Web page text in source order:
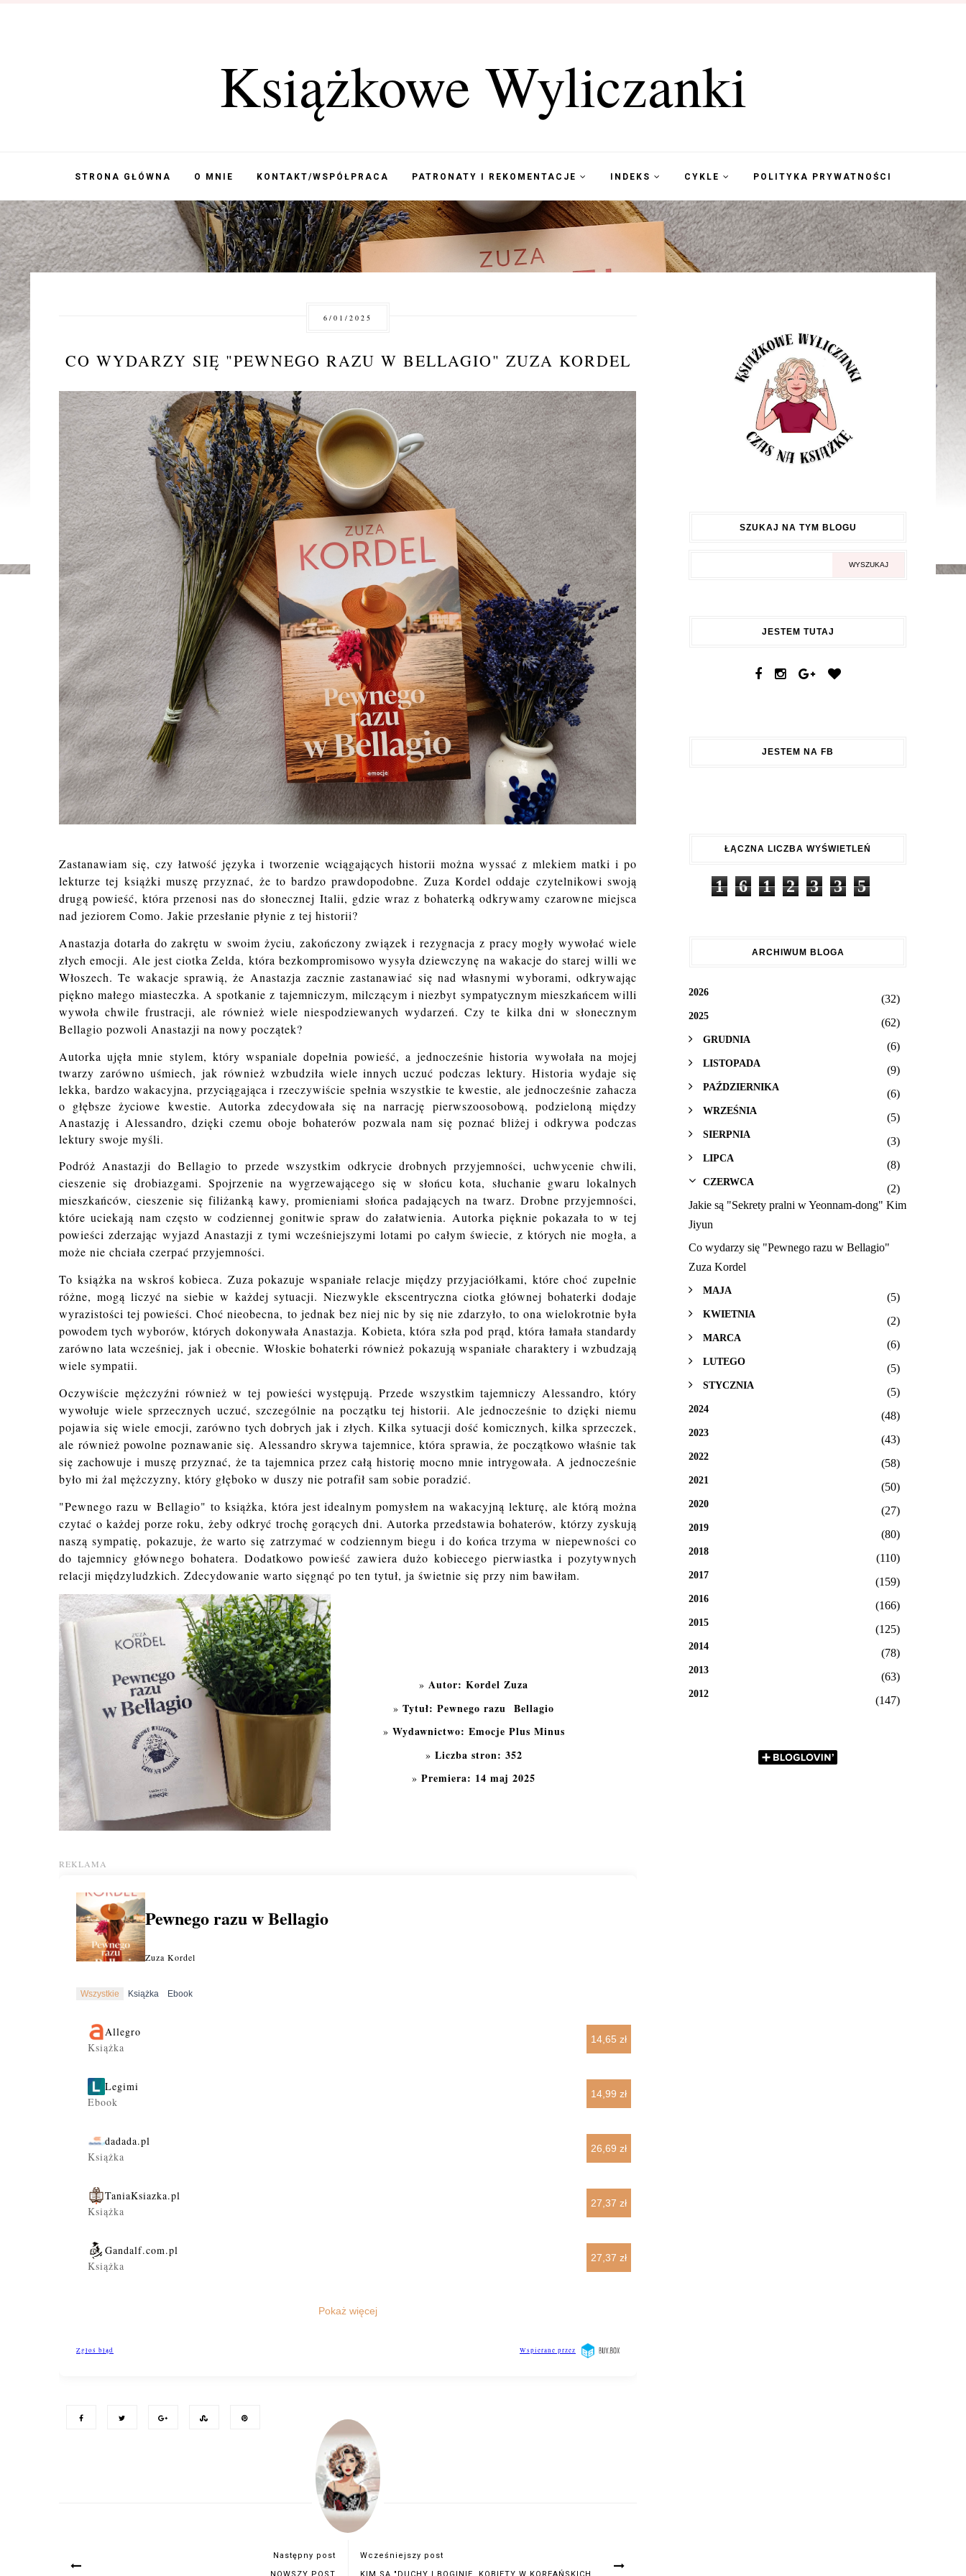
Książkowe Wyliczanki
STRONA GŁÓWNA O MNIE KONTAKT/WSPÓŁPRACA PATRONATY I REKOMENTACJE INDEKS CYKLE POLITYKA PRYWATNOŚCI
6/01/2025
CO WYDARZY SIĘ "PEWNEGO RAZU W BELLAGIO" ZUZA KORDEL
Zastanawiam się, czy łatwość języka i tworzenie wciągających historii można wyssać z mlekiem matki i po
lekturze tej książki muszę przyznać, że to bardzo prawdopodobne. Zuza Kordel oddaje czytelnikowi swoją
drugą powieść, która przenosi nas do słonecznej Italii, gdzie wraz z bohaterką odkrywamy czarowne miejsca
nad jeziorem Como. Jakie przesłanie płynie z tej historii?
Anastazja dotarła do zakrętu w swoim życiu, zakończony związek i rezygnacja z pracy mogły wywołać wiele
złych emocji. Ale jest ciotka Zelda, która bezkompromisowo wysyła dziewczynę na wakacje do starej willi we
Włoszech. Te wakacje sprawią, że Anastazja zacznie zastanawiać się nad własnymi wyborami, odkrywając
piękno małego miasteczka. A spotkanie z tajemniczym, milczącym i niezbyt sympatycznym mieszkańcem willi
wywoła chwile frustracji, ale również wiele niespodziewanych wydarzeń. Czy te kilka dni w słonecznym
Bellagio pozwoli Anastazji na nowy początek?
Autorka ujęła mnie stylem, który wspaniale dopełnia powieść, a jednocześnie historia wywołała na mojej
twarzy zarówno uśmiech, jak również wzbudziła wiele innych uczuć podczas lektury. Historia wydaje się
lekka, bardzo wakacyjna, przyciągająca i rzeczywiście spełnia wszystkie te kwestie, ale jednocześnie zahacza
o głębsze życiowe kwestie. Autorka zdecydowała się na narrację pierwszoosobową, podzieloną między
Anastazję i Alessandro, dzięki czemu oboje bohaterów pozwala nam się poznać bliżej i odkrywa podczas
lektury swoje myśli.
Podróż Anastazji do Bellagio to przede wszystkim odkrycie drobnych przyjemności, uchwycenie chwili,
cieszenie się drobiazgami. Spojrzenie na wygrzewającego się w słońcu kota, słuchanie gwaru lokalnych
mieszkańców, cieszenie się filiżanką kawy, promieniami słońca padających na twarz. Drobne przyjemności,
które uciekają nam często w codziennej gonitwie spraw do załatwienia. Autorka pięknie pokazała to w tej
powieści zderzając wyjazd Anastazji z tymi wcześniejszymi lotami po całym świecie, z których nie mogła, a
może nie chciała czerpać przyjemności.
To książka na wskroś kobieca. Zuza pokazuje wspaniałe relacje między przyjaciółkami, które choć zupełnie
różne, mogą liczyć na siebie w każdej sytuacji. Niezwykle ekscentryczna ciotka głównej bohaterki dodaje
wyrazistości tej powieści. Choć nieobecna, to jednak bez niej nic by się nie zdarzyło, to ona wielokrotnie była
powodem tych wyborów, których dokonywała Anastazja. Kobieta, która szła pod prąd, która łamała standardy
zarówno lata wcześniej, jak i obecnie. Włoskie bohaterki również pokazują wspaniałe charaktery i wzbudzają
wiele sympatii.
Oczywiście mężczyźni również w tej powieści występują. Przede wszystkim tajemniczy Alessandro, który
wywołuje wiele sprzecznych uczuć, szczególnie na początku tej historii. Ale jednocześnie to dzięki niemu
pojawia się wiele emocji, zarówno tych dobrych jak i złych. Kilka sytuacji dość komicznych, kilka sprzeczek,
ale również powolne poznawanie się. Alessandro skrywa tajemnice, która sprawia, że początkowo właśnie tak
się zachowuje i muszę przyznać, że ta tajemnica przez całą historię mocno mnie intrygowała. A jednocześnie
było mi żal mężczyzny, który głęboko w duszy nie potrafił sam sobie poradzić.
"Pewnego razu w Bellagio" to książka, która jest idealnym pomysłem na wakacyjną lekturę, ale którą można
czytać o każdej porze roku, żeby odkryć trochę gorących dni. Autorka przedstawia bohaterów, którzy zyskują
naszą sympatię, pokazuje, że warto się zatrzymać w codziennym biegu i do końca trzyma w niepewności co
do tajemnicy głównego bohatera. Dodatkowo powieść zawiera dużo kobiecego pierwiastka i pozytywnych
relacji międzyludzkich. Zdecydowanie warto sięgnąć po ten tytuł, ja świetnie się przy nim bawiłam.
Autor: Kordel Zuza
Tytuł: Pewnego razu Bellagio
Wydawnictwo: Emocje Plus Minus
Liczba stron: 352
Premiera: 14 maj 2025
Następny post
NOWSZY POST
Wcześniejszy post
KIM SĄ "DUCHY I BOGINIE. KOBIETY W KOREAŃSKICH
SZUKAJ NA TYM BLOGU
JESTEM TUTAJ
JESTEM NA FB
ŁĄCZNA LICZBA WYŚWIETLEŃ
1 6 1 2 3 3 5
ARCHIWUM BLOGA
2026
(32)
2025
(62)
GRUDNIA
(6)
LISTOPADA
(9)
PAŹDZIERNIKA
(6)
WRZEŚNIA
(5)
SIERPNIA
(3)
LIPCA
(8)
CZERWCA
(2)
Jakie są "Sekrety pralni w Yeonnam-dong" Kim
Jiyun
Co wydarzy się "Pewnego razu w Bellagio"
Zuza Kordel
MAJA
(5)
KWIETNIA
(2)
MARCA
(6)
LUTEGO
(5)
STYCZNIA
(5)
2024
(48)
2023
(43)
2022
(58)
2021
(50)
2020
(27)
2019
(80)
2018
(110)
2017
(159)
2016
(166)
2015
(125)
2014
(78)
2013
(63)
2012
(147)